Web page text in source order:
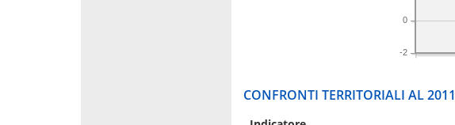
-2
0
CONFRONTI TERRITORIALI AL 2011